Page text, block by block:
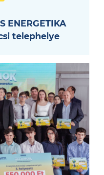
ENERGETIKA
telephelye